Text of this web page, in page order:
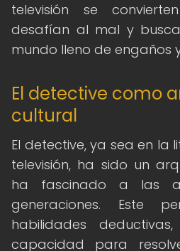
televisión se
desafían al mal y
mundo lleno de engaños
El detective como
cultural
El detective, ya sea en la
televisión, ha sido un
ha fascinado a las
generaciones. Este
habilidades
capacidad para